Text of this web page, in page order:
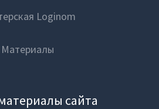
Loginom
Материалы
сайта